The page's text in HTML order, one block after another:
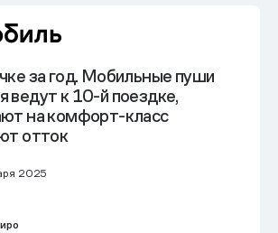
за год. Мобильные пуши
ведут к 10-й поездке,
на комфорт-класс
отток
2025